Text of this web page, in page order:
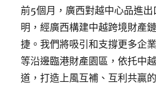
前5個月，廣西對越中心品進
明，經廣西構建中越跨境財產
捷。我們將吸引和支撐更多企
等沿邊臨港財產園區，依托中
道，打造上風互補、互利共贏